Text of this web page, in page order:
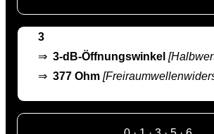
3
⇒ 3-dB-Öffnungswinkel
⇒ 377 Ohm